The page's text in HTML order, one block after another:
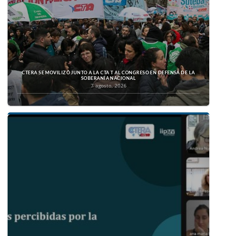
CTERA SE MOVILIZÓ JUNTO A LA CTA T AL CONGRESO EN DEFENSA DE LA
SOBERANÍA NACIONAL
7 agosto, 2026